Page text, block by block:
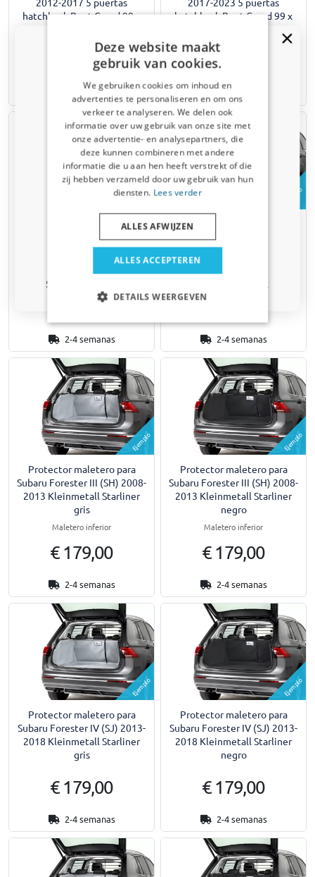
hatchback Boot-Guard 99 x
€ 257,00
Disponible en stock
hatchback Boot-Guard 99 x
€ 257,00
Disponible en stock
Ejemplo
Protector maletero para
Subaru Forester III (SH) 2008-
2013 Kleinmetall Starliner
€ 179,00
2-4 semanas
Ejemplo
Protector maletero para
Subaru Forester III (SH) 2008-
2013 Kleinmetall Starliner
€ 179,00
2-4 semanas
Ejemplo
Protector maletero para
Subaru Forester III (SH) 2008-
2013 Kleinmetall Starliner
gris
Maletero inferior
€ 179,00
2-4 semanas
Ejemplo
Protector maletero para
Subaru Forester III (SH) 2008-
2013 Kleinmetall Starliner
negro
Maletero inferior
€ 179,00
2-4 semanas
Ejemplo
Protector maletero para
Subaru Forester IV (SJ) 2013-
2018 Kleinmetall Starliner
gris
€ 179,00
2-4 semanas
Ejemplo
Protector maletero para
Subaru Forester IV (SJ) 2013-
2018 Kleinmetall Starliner
negro
€ 179,00
2-4 semanas
Deze website maakt
gebruik van cookies.
We gebruiken cookies om inhoud en
advertenties te personaliseren en om ons
verkeer te analyseren. We delen ook
informatie over uw gebruik van onze site met
onze advertentie- en analysepartners, die
deze kunnen combineren met andere
informatie die u aan hen heeft verstrekt of die
zij hebben verzameld door uw gebruik van hun
diensten. Lees verder
ALLES ACCEPTEREN
ALLES AFWIJZEN
DETAILS WEERGEVEN
¿Recibiste un código de descuento
del 5%?
Suscríbete ahora a nuestro boletín y
benefíciate. Tu código de descuento es válido
por 3 días.
Solo actualizaciones y ofertas relevantes para tu coche.